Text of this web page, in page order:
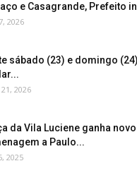
e Casagrande, Prefeito
2026
sábado (23) e domingo
2026
da Vila Luciene ganha
a Paulo...
2025